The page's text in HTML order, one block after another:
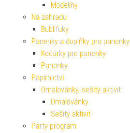
Modelíny
Na zahradu
Bublifuky
Panenky a doplňky pro panenky
Kočárky pro panenky
Panenky
Papírnictví
Omalovánky, sešity aktivit
Omalovánky
Sešity aktivit
Party program